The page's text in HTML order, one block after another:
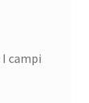
I campi